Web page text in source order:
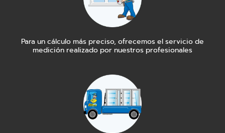
Para un cálculo más preciso, ofrecemos el servicio de
medición realizado por nuestros profesionales